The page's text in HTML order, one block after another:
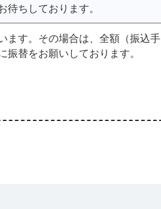
ちしております。
ます。その場合は、全額（振込手
替をお願いしております。